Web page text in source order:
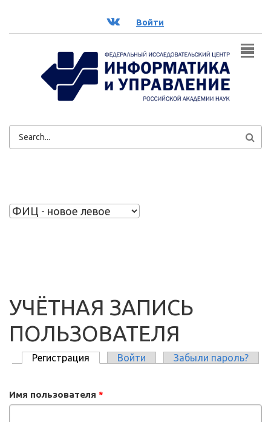
ВК Войти
ФОРМА
УЧЁТНАЯ ЗАПИСЬ
ПОЛЬЗОВАТЕЛЯ
Регистрация (активная вкладка)
Войти Забыли пароль?
Имя пользователя *